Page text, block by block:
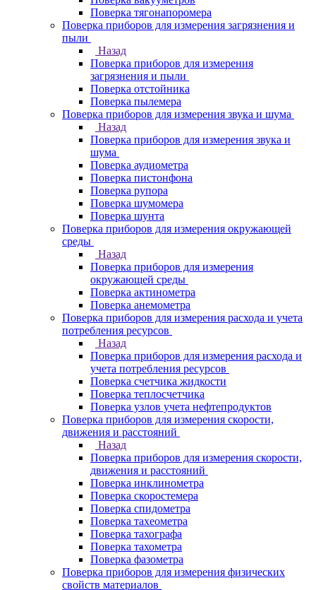
Поверка тягонапоромера
Поверка приборов для измерения загрязнения и
пыли
Назад
Поверка приборов для измерения
загрязнения и пыли
Поверка отстойника
Поверка пылемера
Поверка приборов для измерения звука и шума
Назад
Поверка приборов для измерения звука и
шума
Поверка аудиометра
Поверка пистонфона
Поверка рупора
Поверка шумомера
Поверка шунта
Поверка приборов для измерения окружающей
среды
Назад
Поверка приборов для измерения
окружающей среды
Поверка актинометра
Поверка анемометра
Поверка приборов для измерения расхода и учета
потребления ресурсов
Назад
Поверка приборов для измерения расхода и
учета потребления ресурсов
Поверка счетчика жидкости
Поверка теплосчетчика
Поверка узлов учета нефтепродуктов
Поверка приборов для измерения скорости,
движения и расстояний
Назад
Поверка приборов для измерения скорости,
движения и расстояний
Поверка инклинометра
Поверка скоростемера
Поверка спидометра
Поверка тахеометра
Поверка тахографа
Поверка тахометра
Поверка фазометра
Поверка приборов для измерения физических
свойств материалов